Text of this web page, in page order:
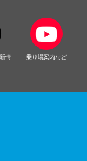
情
乗り場案内など